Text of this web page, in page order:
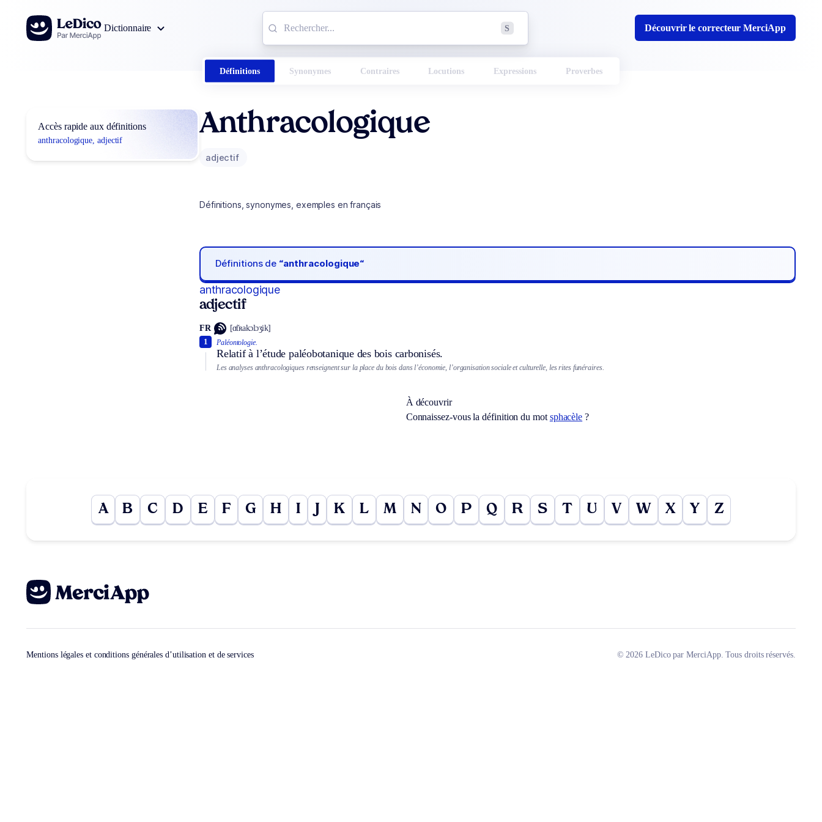
Aller au contenu
Dictionnaire
S Découvrir le correcteur MerciApp
Définitions Synonymes Contraires Locutions Expressions Proverbes
Accès rapide aux définitions
anthracologique, adjectif
Anthracologique
adjectif
Définitions, synonymes, exemples en français
Définitions de “anthracologique“
anthracologique
adjectif
FR [ɑ̃tʀakɔlɔʒik]
Paléontologie.
Relatif à l’étude paléobotanique des bois carbonisés.
1
Les analyses anthracologiques renseignent sur la place du bois dans l’économie, l’organisation sociale et culturelle, les rites funéraires.
À découvrir
Connaissez-vous la définition du mot sphacèle ?
A B C D E F G H I J K L M N O P Q R S T U V W X Y Z
Mentions légales et conditions générales d’utilisation et de services © 2026 LeDico par MerciApp. Tous droits réservés.